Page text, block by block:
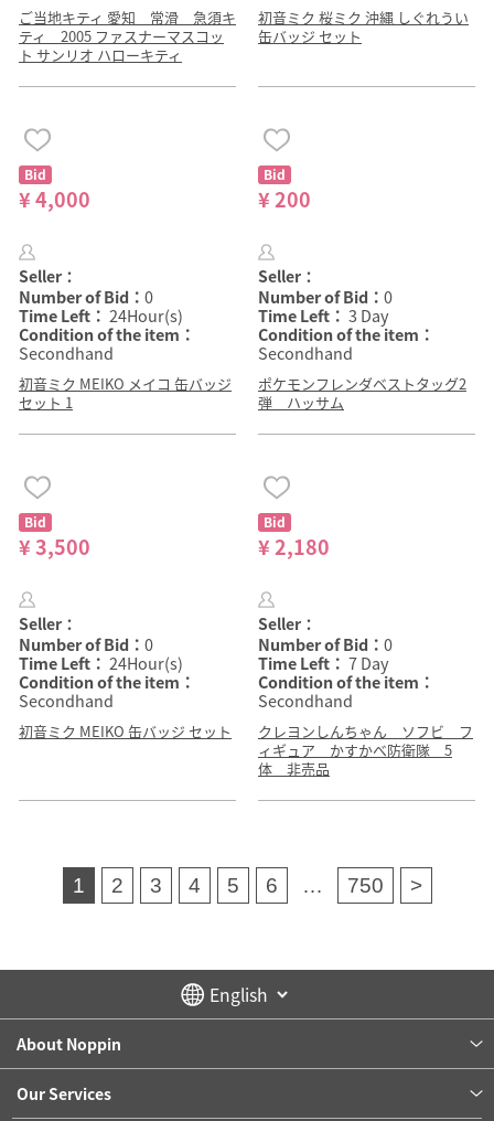
ご当地キティ 愛知 常滑 急須キ
ティ 2005 ファスナーマスコッ
ト サンリオ ハローキティ
初音ミク 桜ミク 沖縄 しぐれうい
缶バッジ セット
Bid
¥ 4,000
Seller：
Number of Bid： 0
Time Left： 24Hour(s)
Condition of the item：
Secondhand
初音ミク MEIKO メイコ 缶バッジ
セット 1
Bid
¥ 200
Seller：
Number of Bid： 0
Time Left： 3 Day
Condition of the item：
Secondhand
ポケモンフレンダベストタッグ2
弾 ハッサム
Bid
¥ 3,500
Seller：
Number of Bid： 0
Time Left： 24Hour(s)
Condition of the item：
Secondhand
初音ミク MEIKO 缶バッジ セット
Bid
¥ 2,180
Seller：
Number of Bid： 0
Time Left： 7 Day
Condition of the item：
Secondhand
クレヨンしんちゃん ソフビ フ
ィギュア かすかべ防衛隊 5
体 非売品
1 2 3 4 5 6 … 750 >
About Noppin
Our Services